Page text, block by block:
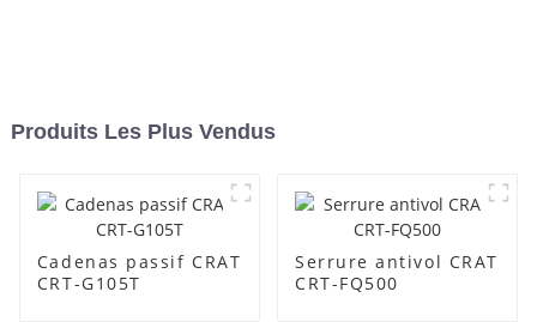
Produits Les Plus Vendus
Cadenas passif CRAT
CRT-G105T
Serrure antivol CRAT
CRT-FQ500